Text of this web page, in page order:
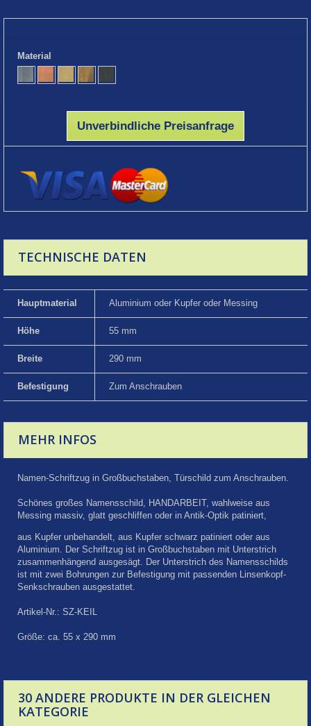
Material
Unverbindliche Preisanfrage
TECHNISCHE DATEN
Hauptmaterial Aluminium oder Kupfer oder Messing
Höhe 55 mm
Breite 290 mm
Befestigung Zum Anschrauben
MEHR INFOS
Namen-Schriftzug in Großbuchstaben, Türschild zum Anschrauben.
Schönes großes Namensschild, HANDARBEIT, wahlweise aus
Messing massiv, glatt geschliffen oder in Antik-Optik patiniert,
aus Kupfer unbehandelt, aus Kupfer schwarz patiniert oder aus
Aluminium. Der Schriftzug ist in Großbuchstaben mit Unterstrich
zusammenhängend ausgesägt. Der Unterstrich des Namensschilds
ist mit zwei Bohrungen zur Befestigung mit passenden Linsenkopf-
Senkschrauben ausgestattet.
Artikel-Nr.: SZ-KEIL
Größe: ca. 55 x 290 mm
30 ANDERE PRODUKTE IN DER GLEICHEN
KATEGORIE